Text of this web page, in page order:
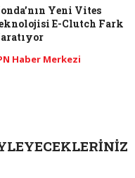
Yeni Vites
E-Clutch Fark
Haber Merkezi